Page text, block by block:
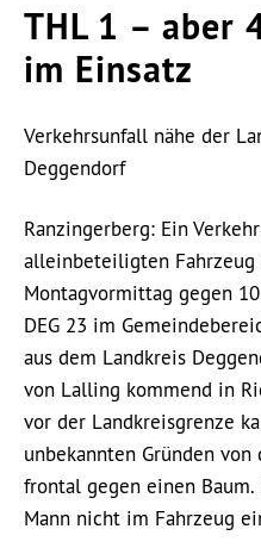
THL 1 – aber
im Einsatz
Verkehrsunfall nähe der
Deggendorf
Ranzingerberg: Ein
alleinbeteiligten Fahrzeug
Montagvormittag gegen
DEG 23 im
aus dem Landkreis
von Lalling kommend in
vor der Landkreisgrenze
unbekannten Gründen
frontal gegen einen
Mann nicht im Fahrzeug